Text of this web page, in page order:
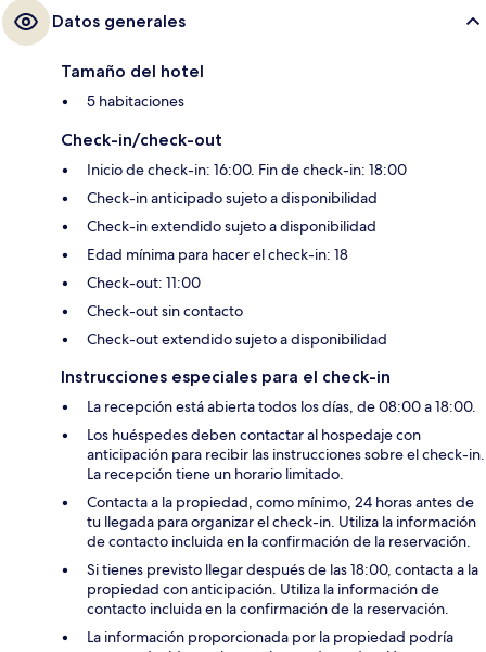
Datos generales
Tamaño del hotel
5 habitaciones
Check-in/check-out
Inicio de check-in: 16:00. Fin de check-in: 18:00
Check-in anticipado sujeto a disponibilidad
Check-in extendido sujeto a disponibilidad
Edad mínima para hacer el check-in: 18
Check-out: 11:00
Check-out sin contacto
Check-out extendido sujeto a disponibilidad
Instrucciones especiales para el check-in
La recepción está abierta todos los días, de 08:00 a 18:00.
Los huéspedes deben contactar al hospedaje con
anticipación para recibir las instrucciones sobre el check-in.
La recepción tiene un horario limitado.
Contacta a la propiedad, como mínimo, 24 horas antes de
tu llegada para organizar el check-in. Utiliza la información
de contacto incluida en la confirmación de la reservación.
Si tienes previsto llegar después de las 18:00, contacta a la
propiedad con anticipación. Utiliza la información de
contacto incluida en la confirmación de la reservación.
La información proporcionada por la propiedad podría